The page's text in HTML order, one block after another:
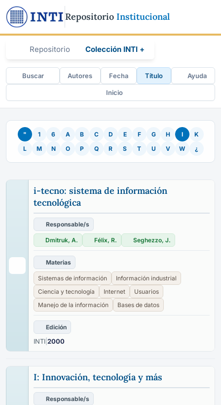
Repositorio Institucional
Repositorio Colección INTI +
Buscar Autores Fecha Título Ayuda
Inicio
" 1 6 A B C D E F G H I
K
L
M N O P Q R S T U V W ¿
i-tecno: sistema de información
tecnológica
Responsable/s
Dmitruk, A. Félix, R. Seghezzo, J.
Materias
Sistemas de información
Información industrial
Ciencia y tecnología
Internet
Usuarios
Manejo de la información
Bases de datos
Edición
INTI 2000
I: Innovación, tecnología y más
Responsable/s